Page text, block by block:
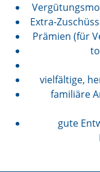
Extra-
Prämien (für
vielfältige,
familiäre
gute